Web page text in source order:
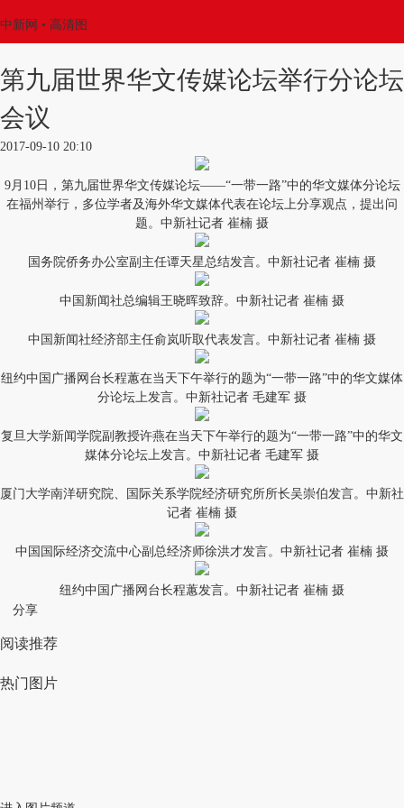
中新网 • 高清图
第九届世界华文传媒论坛举行分论坛
会议
2017-09-10 20:10
9月10日，第九届世界华文传媒论坛——“一带一路”中的华文媒体分论坛
在福州举行，多位学者及海外华文媒体代表在论坛上分享观点，提出问
题。中新社记者 崔楠 摄
国务院侨务办公室副主任谭天星总结发言。中新社记者 崔楠 摄
中国新闻社总编辑王晓晖致辞。中新社记者 崔楠 摄
中国新闻社经济部主任俞岚听取代表发言。中新社记者 崔楠 摄
纽约中国广播网台长程蕙在当天下午举行的题为“一带一路”中的华文媒体
分论坛上发言。中新社记者 毛建军 摄
复旦大学新闻学院副教授许燕在当天下午举行的题为“一带一路”中的华文
媒体分论坛上发言。中新社记者 毛建军 摄
厦门大学南洋研究院、国际关系学院经济研究所所长吴崇伯发言。中新社
记者 崔楠 摄
中国国际经济交流中心副总经济师徐洪才发言。中新社记者 崔楠 摄
纽约中国广播网台长程蕙发言。中新社记者 崔楠 摄
分享
阅读推荐
热门图片